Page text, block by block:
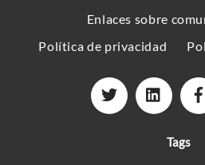
Enlaces sobre
Política de privacidad
Tags